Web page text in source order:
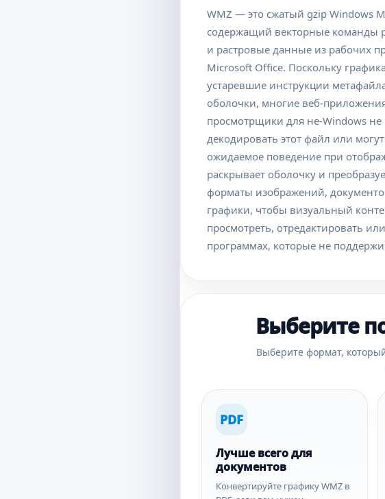
WMZ — это сжатый gzip Windows
содержащий векторные команды
и растровые данные из рабочих
Microsoft Office. Поскольку
устаревшие инструкции
оболочки, многие веб-
просмотрщики для не-Windows
декодировать этот файл или
ожидаемое поведение при
раскрывает оболочку и
форматы изображений,
графики, чтобы визуальный
просмотреть, отредактировать
программах, которые не
Выберите
Выберите формат,
PDF
Лучше всего для
документов
Конвертируйте графику WMZ в